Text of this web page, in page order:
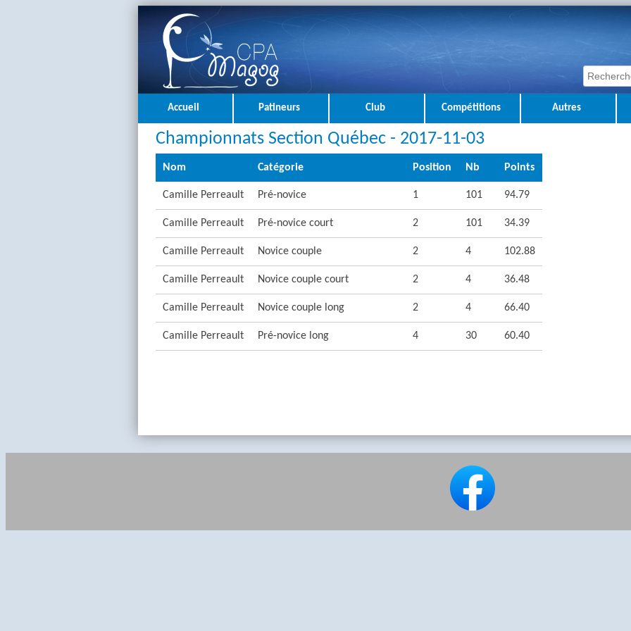
Accueil Patineurs Club Compétitions Autres
Championnats Section Québec - 2017-11-03
Nom Catégorie Position Nb Points
Camille Perreault Pré-novice 1 101 94.79
Camille Perreault Pré-novice court 2 101 34.39
Camille Perreault Novice couple 2 4 102.88
Camille Perreault Novice couple court 2 4 36.48
Camille Perreault Novice couple long 2 4 66.40
Camille Perreault Pré-novice long 4 30 60.40